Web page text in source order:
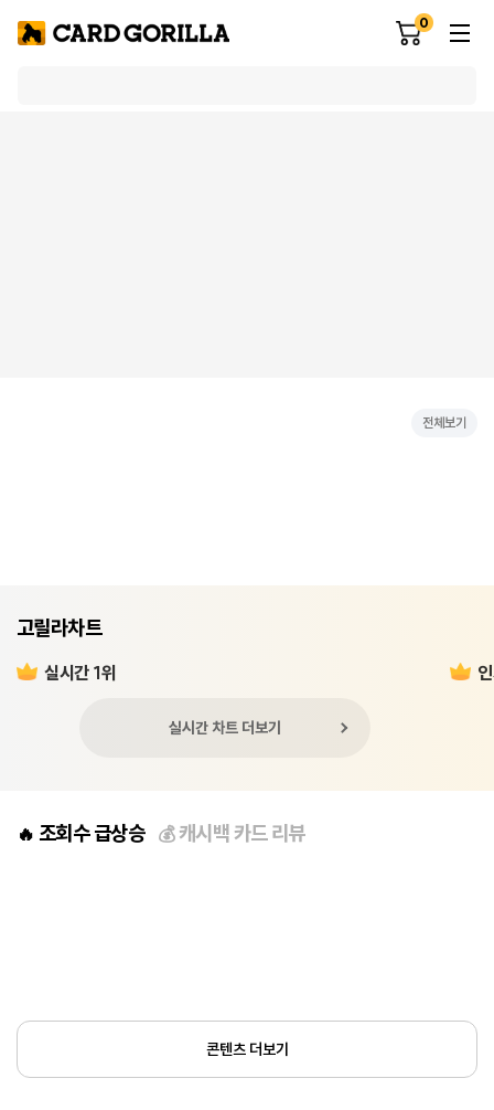
0
전체보기
고릴라차트
실시간 1위
실시간 차트 더보기
🔥 조회수 급상승 💰캐시백 카드 리뷰
콘텐츠 더보기